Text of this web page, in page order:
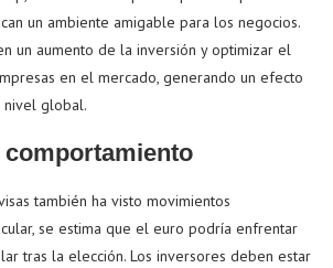
un ambiente amigable para los negocios.
un aumento de la inversión y optimizar el
en el mercado, generando un efecto
nivel global.
también ha visto movimientos
se estima que el euro podría enfrentar
tras la elección. Los inversores deben estar